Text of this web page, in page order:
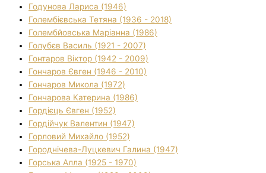
Годунова Лариса (1946)
Голембієвська Тетяна (1936 - 2018)
Голембйовська Маріанна (1986)
Голубєв Василь (1921 - 2007)
Гонтаров Віктор (1942 - 2009)
Гончаров Євген (1946 - 2010)
Гончаров Микола (1972)
Гончарова Катерина (1986)
Гордієць Євген (1952)
Гордійчук Валентин (1947)
Горловий Михайло (1952)
Городнічева-Луцкевич Галина (1947)
Горська Алла (1925 - 1970)